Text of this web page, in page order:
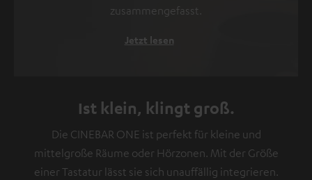
zusammengefasst.
Jetzt lesen
Ist klein, klingt groß.
Die CINEBAR ONE ist perfekt für kleine und
mittelgroße Räume oder Hörzonen. Mit der Größe
einer Tastatur lässt sie sich unauffällig integrieren.